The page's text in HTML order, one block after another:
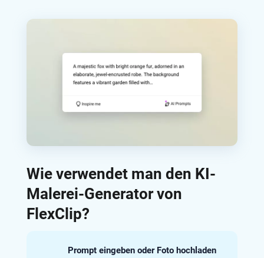
Wie verwendet man den KI-
Malerei-Generator von
FlexClip?
Prompt eingeben oder Foto hochladen